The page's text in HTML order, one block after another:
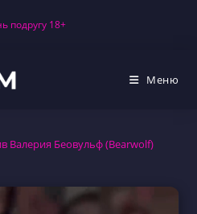
подругу 18+
Меню
Валерия Беовульф (Bearwolf)